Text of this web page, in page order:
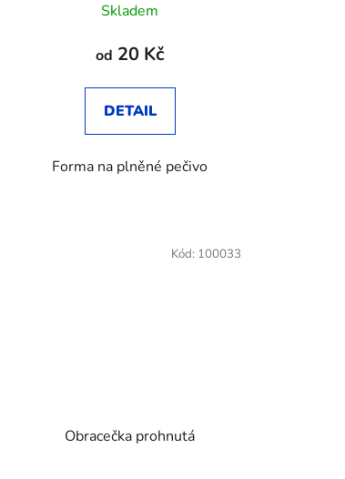
Skladem
od 20 Kč
DETAIL
Forma na plněné pečivo
Obracečka prohnutá
Kód: 100033